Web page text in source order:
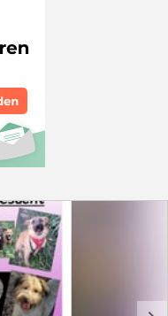
Anlaufstelle, eine
Was man dafür
Aufregung, tolle
und die Arbeit mit
man uns findet
Sonnenpfoten
zu uns
Team selbst, auf
Unsere
und
mit der Arbeit an
.